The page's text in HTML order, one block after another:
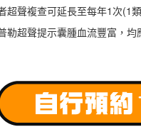
超聲複查可延長至每年1次(1
勒超聲提示囊腫血流豐富，